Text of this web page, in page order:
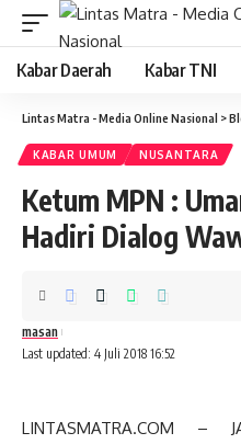
Kabar Daerah Kabar TNI
Lintas Matra - Media Online Nasional >
KABAR UMUM NUSANTARA
Ketum MPN :
Hadiri Dialog
Last updated: 4 Juli 2018 16:52
masan
LINTASMATRA.COM –